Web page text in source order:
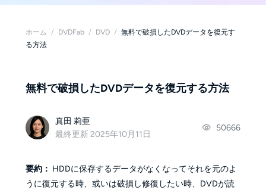
ホーム / DVDFab / DVD / 無料で破損したDVDデータを復元す
る方法
無料で破損したDVDデータを復元する方法
真田 莉亜
最終更新 2025年10月11日
50666
要約： HDDに保存するデータがなくなってそれを元のよ
うに復元する時、或いは破損し修復したい時、DVDが読